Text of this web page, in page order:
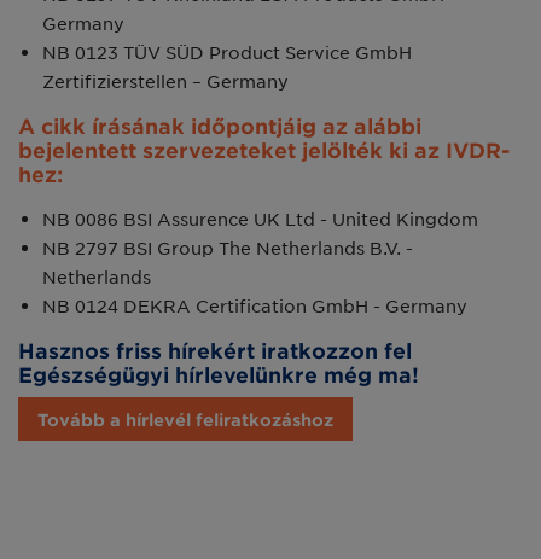
Germany
NB 0123 TÜV SÜD Product Service GmbH
Zertifizierstellen – Germany
A cikk írásának időpontjáig az alábbi
bejelentett szervezeteket jelölték ki az IVDR-
hez:
NB 0086 BSI Assurence UK Ltd - United Kingdom
NB 2797 BSI Group The Netherlands B.V. -
Netherlands
NB 0124 DEKRA Certification GmbH - Germany
Hasznos friss hírekért iratkozzon fel
Egészségügyi hírlevelünkre még ma!
Tovább a hírlevél feliratkozáshoz